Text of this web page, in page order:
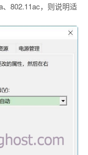
802.11ac，则说明适